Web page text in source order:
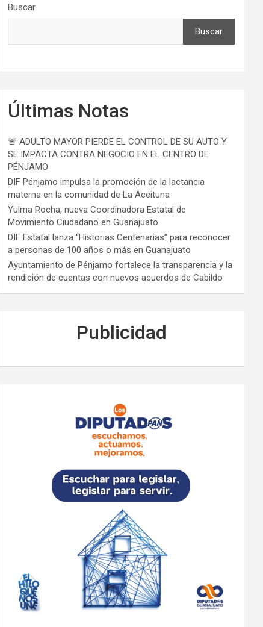
Buscar
Buscar
Últimas Notas
🚨 ADULTO MAYOR PIERDE EL CONTROL DE SU AUTO Y
SE IMPACTA CONTRA NEGOCIO EN EL CENTRO DE
PÉNJAMO
DIF Pénjamo impulsa la promoción de la lactancia
materna en la comunidad de La Aceituna
Yulma Rocha, nueva Coordinadora Estatal de
Movimiento Ciudadano en Guanajuato
DIF Estatal lanza “Historias Centenarias” para reconocer
a personas de 100 años o más en Guanajuato
Ayuntamiento de Pénjamo fortalece la transparencia y la
rendición de cuentas con nuevos acuerdos de Cabildo
Publicidad